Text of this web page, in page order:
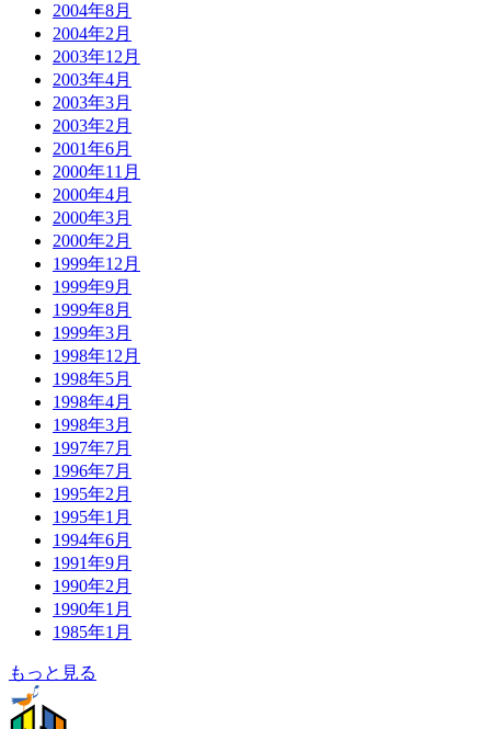
2004年8月
2004年2月
2003年12月
2003年4月
2003年3月
2003年2月
2001年6月
2000年11月
2000年4月
2000年3月
2000年2月
1999年12月
1999年9月
1999年8月
1999年3月
1998年12月
1998年5月
1998年4月
1998年3月
1997年7月
1996年7月
1995年2月
1995年1月
1994年6月
1991年9月
1990年2月
1990年1月
1985年1月
もっと見る